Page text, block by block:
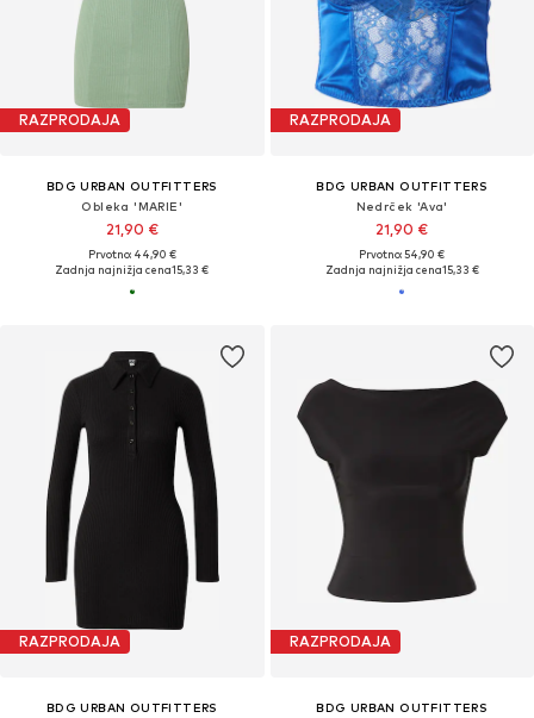
RAZPRODAJA
BDG URBAN OUTFITTERS
Obleka 'MARIE'
21,90 €
Prvotno: 44,90 €
Zadnja najnižja cena15,33 €
RAZPRODAJA
BDG URBAN OUTFITTERS
Nedrček 'Ava'
21,90 €
Prvotno: 54,90 €
Zadnja najnižja cena15,33 €
RAZPRODAJA
BDG URBAN OUTFITTERS
RAZPRODAJA
BDG URBAN OUTFITTERS